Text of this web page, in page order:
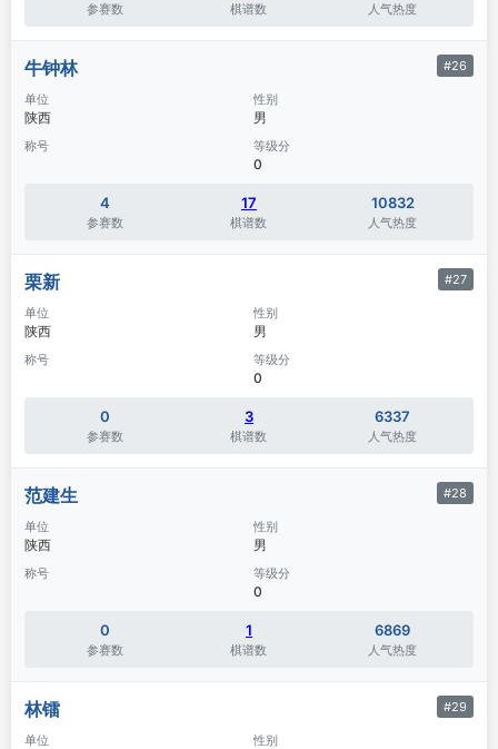
参赛数 棋谱数 人气热度
牛钟林 #26
单位
陕西
性别
男
称号 等级分
0
4
参赛数
17
棋谱数
10832
人气热度
栗新 #27
单位
陕西
性别
男
称号 等级分
0
0
参赛数
3
棋谱数
6337
人气热度
范建生 #28
单位
陕西
性别
男
称号 等级分
0
0
参赛数
1
棋谱数
6869
人气热度
林镭 #29
单位 性别